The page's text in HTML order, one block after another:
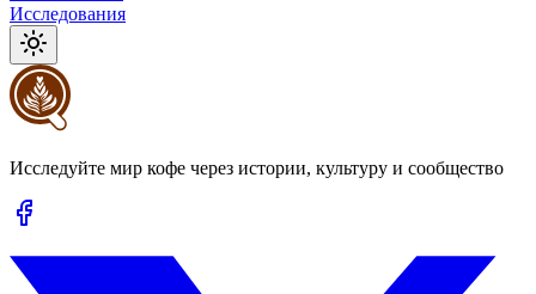
Исследования
Исследуйте мир кофе через истории, культуру и сообщество